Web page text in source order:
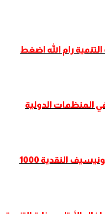
رام الله اضغط
المنظمات الدولية
4.التسجيل في مساعدات اليونيسيف النقدية 1000